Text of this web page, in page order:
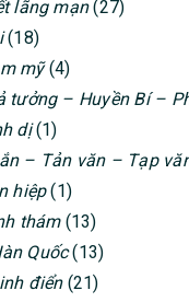
lãng mạn(27)
(18)
mỹ(4)
tưởng – Huyền Bí –
dị(1)
– Tản văn – Tạp
hiệp(1)
thám(13)
Quốc(13)
điển(21)